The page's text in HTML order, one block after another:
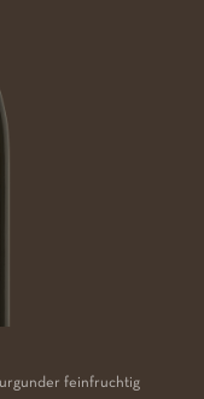
feinfruchtig